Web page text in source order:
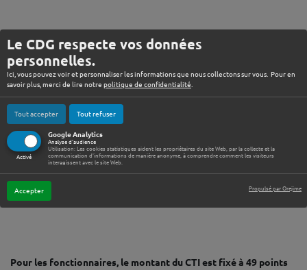
Le CDG respecte vos données
personnelles.
Ici, vous pouvez voir et personnaliser les informations que nous collectons sur vous. Pour en
savoir plus, merci de lire notre politique de confidentialité
Tout accepter Tout refuser
Google Analytics
Activé
Analyse d'audience
Utilisation: Les cookies statistiques aident les propriétaires du site Web, par la collecte et la
communication d'informations de manière anonyme, à comprendre comment les visiteurs
interagissent avec le site Web.
Accepter Propulsé par Orejime
Pour les fonctionnaires, le montant du CTI est fixé à 49 points